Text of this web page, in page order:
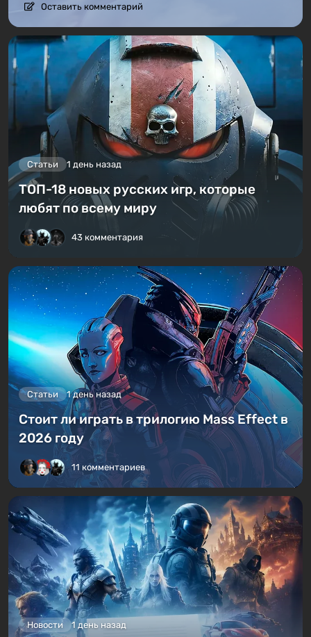
Оставить комментарий
Статьи 1 день назад
ТОП-18 новых русских игр, которые
любят по всему миру
43 комментария
Статьи 1 день назад
Стоит ли играть в трилогию Mass Effect в
2026 году
11 комментариев
Новости 1 день назад